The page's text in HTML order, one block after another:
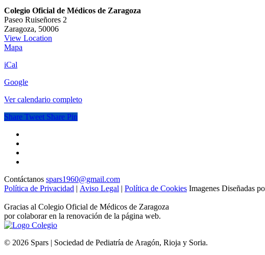
la
Ética
de
los
transplantes
la
Entre
innovación
y
la
Colegio Oficial de Médicos de Zaragoza
Paseo Ruiseñores 2
Zaragoza, 50006
View Location
Mapa
de
iCal
Google
Ver calendario completo
Share Tweet Share Pin
Contáctanos spars1960@gmail.com
Política de Privacidad | Aviso Legal | Política de Cookies Imagenes Diseñadas
Gracias al Colegio Oficial de Médicos de Zaragoza
por colaborar en la renovación de la página web.
© 2026 Spars | Sociedad de Pediatría de Aragón, Rioja y Soria.